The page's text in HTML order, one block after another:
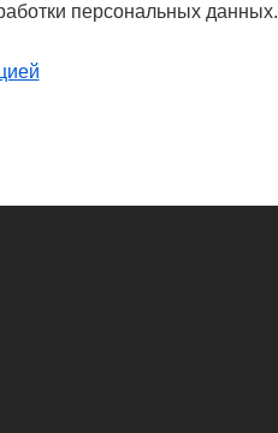
персональных данных.